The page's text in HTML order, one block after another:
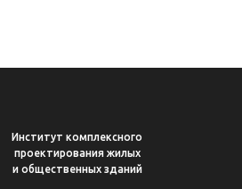
Институт комплексного
проектирования жилых
и общественных зданий